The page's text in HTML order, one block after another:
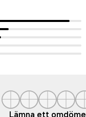
Lämna ett omdöme